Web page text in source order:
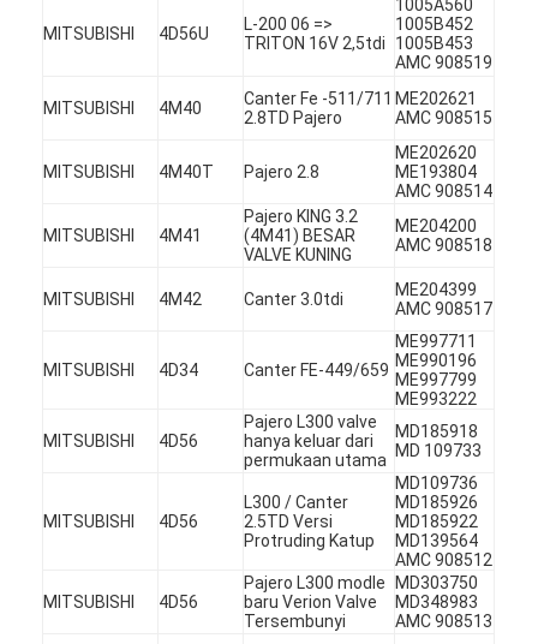
Tur Pabrik
MITSUBISHI 4D56U
L-200 06 =>
TRITON 16V 2,5tdi
1005A560
1005B452
1005B453
AMC 908519
MITSUBISHI 4M40
Canter Fe -511/711
2.8TD Pajero
ME202621
AMC 908515
MITSUBISHI 4M40T Pajero 2.8
ME202620
ME193804
AMC 908514
MITSUBISHI 4M41
Pajero KING 3.2
(4M41) BESAR
VALVE KUNING
ME204200
AMC 908518
MITSUBISHI 4M42 Canter 3.0tdi
ME204399
AMC 908517
MITSUBISHI 4D34 Canter FE-449/659
ME997711
ME990196
ME997799
ME993222
MITSUBISHI 4D56
Pajero L300 valve
hanya keluar dari
permukaan utama
MD185918
MD 109733
MITSUBISHI 4D56
L300 / Canter
2.5TD Versi
Protruding Katup
MD109736
MD185926
MD185922
MD139564
AMC 908512
MITSUBISHI 4D56
Pajero L300 modle
baru Verion Valve
Tersembunyi
MD303750
MD348983
AMC 908513